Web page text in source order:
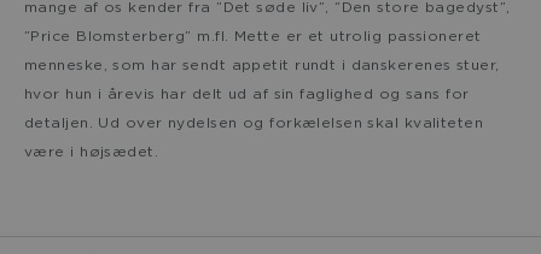
mange af os kender fra ”Det søde liv”, ”Den store bagedyst”,
”Price Blomsterberg” m.fl. Mette er et utrolig passioneret
menneske, som har sendt appetit rundt i danskerenes stuer,
hvor hun i årevis har delt ud af sin faglighed og sans for
detaljen. Ud over nydelsen og forkælelsen skal kvaliteten
være i højsædet.